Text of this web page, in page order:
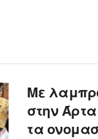
Με
στην
τα